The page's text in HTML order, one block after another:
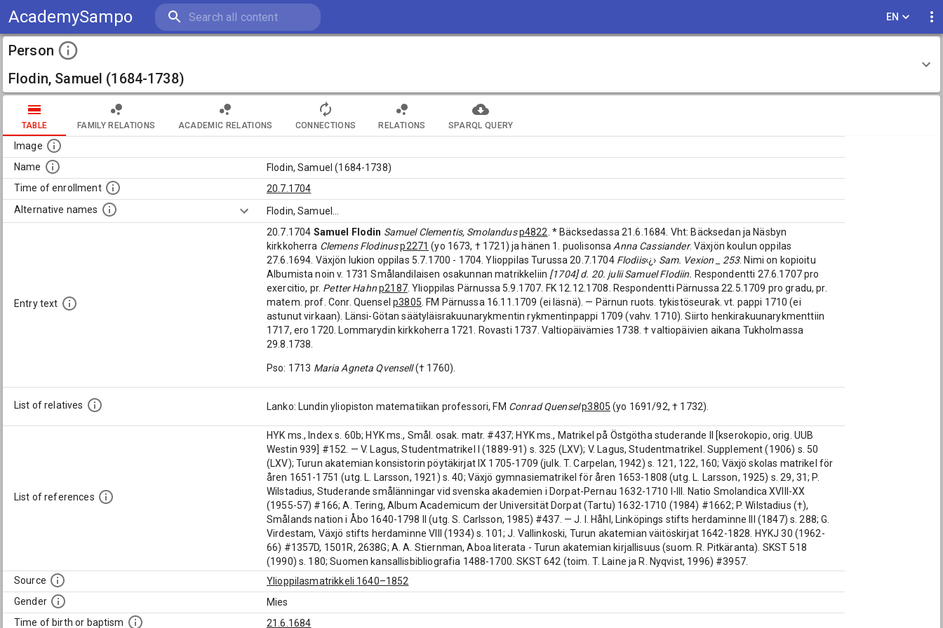
AcademySampo EN
Person
Flodin, Samuel (1684-1738)
TABLE FAMILY RELATIONS ACADEMIC RELATIONS CONNECTIONS RELATIONS SPARQL QUERY
Image
Name
Flodin, Samuel (1684-1738)
Time of enrollment
20.7.1704
Alternative names
Flodin, Samuel
Entry text
20.7.1704 Samuel Flodin Samuel Clementis, Smolandus p4822 . * Bäcksedassa 21.6.1684. Vht: Bäcksedan ja Näsbyn
kirkkoherra Clemens Flodinusp2271 (yo 1673, † 1721) ja hänen 1. puolisonsa Anna Cassiander. Växjön koulun oppilas
27.6.1694. Växjön lukion oppilas 5.7.1700 - 1704. Ylioppilas Turussa 20.7.1704 Flodiis‹¿› Sam. Vexion _ 253. Nimi on kopioitu
Albumista noin v. 1731 Smålandilaisen osakunnan matrikkeliin [1704] d. 20. julii Samuel Flodiin. Respondentti 27.6.1707 pro
exercitio, pr. Petter Hahnp2187. Ylioppilas Pärnussa 5.9.1707. FK 12.12.1708. Respondentti Pärnussa 22.5.1709 pro gradu, pr.
matem. prof. Conr. Quenselp3805 . FM Pärnussa 16.11.1709 (ei läsnä). — Pärnun ruots. tykistöseurak. vt. pappi 1710 (ei
astunut virkaan). Länsi-Götan säätyläisrakuunarykmentin rykmentinpappi 1709 (vahv. 1710). Siirto henkirakuunarykmenttiin
1717, ero 1720. Lommarydin kirkkoherra 1721. Rovasti 1737. Valtiopäivämies 1738. † valtiopäivien aikana Tukholmassa
29.8.1738.
Pso: 1713 Maria Agneta Qvensell(† 1760).
List of relatives Lanko: Lundin yliopiston matematiikan professori, FM Conrad Quenselp3805 (yo 1691/92, † 1732).
List of references
HYK ms., Index s. 60b; HYK ms., Smål. osak. matr. #437; HYK ms., Matrikel på Östgötha studerande II [kserokopio, orig. UUB
Westin 939] #152. — V. Lagus, Studentmatrikel I (1889-91) s. 325 (LXV); V. Lagus, Studentmatrikel. Supplement (1906) s. 50
(LXV); Turun akatemian konsistorin pöytäkirjat IX 1705-1709 (julk. T. Carpelan, 1942) s. 121, 122, 160; Växjö skolas matrikel för
åren 1651-1751 (utg. L. Larsson, 1921) s. 40; Växjö gymnasiematrikel för åren 1653-1808 (utg. L. Larsson, 1925) s. 29, 31; P.
Wilstadius, Studerande smålänningar vid svenska akademien i Dorpat-Pernau 1632-1710 I-III. Natio Smolandica XVIII-XX
(1955-57) #166; A. Tering, Album Academicum der Universität Dorpat (Tartu) 1632-1710 (1984) #1662; P. Wilstadius (†),
Smålands nation i Åbo 1640-1798 II (utg. S. Carlsson, 1985) #437. — J. I. Håhl, Linköpings stifts herdaminne III (1847) s. 288; G.
Virdestam, Växjö stifts herdaminne VIII (1934) s. 101; J. Vallinkoski, Turun akatemian väitöskirjat 1642-1828. HYKJ 30 (1962-
66) #1357D, 1501R, 2638G; A. A. Stiernman, Aboa literata - Turun akatemian kirjallisuus (suom. R. Pitkäranta). SKST 518
(1990) s. 180; Suomen kansallisbibliografia 1488-1700. SKST 642 (toim. T. Laine ja R. Nyqvist, 1996) #3957.
Source
Ylioppilasmatrikkeli 1640–1852
Gender
Mies
Time of birth or baptism
21.6.1684